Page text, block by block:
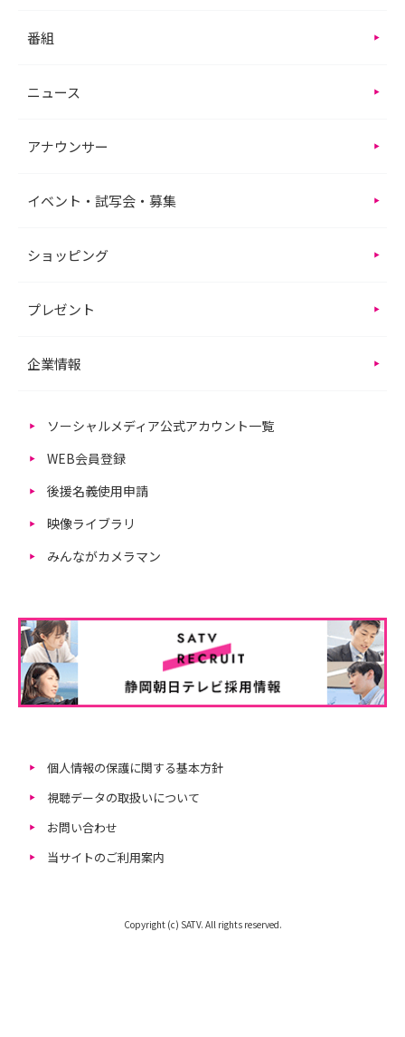
番組
ニュース
アナウンサー
イベント・試写会・募集
ショッピング
プレゼント
企業情報
ソーシャルメディア公式アカウント一覧
WEB会員登録
後援名義使用申請
映像ライブラリ
みんながカメラマン
個人情報の保護に関する基本方針
視聴データの取扱いについて
お問い合わせ
当サイトのご利用案内
Copyright (c) SATV. All rights reserved.